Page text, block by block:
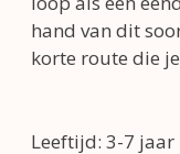
hand van dit
korte route die
Leeftijd: 3-7 jaar